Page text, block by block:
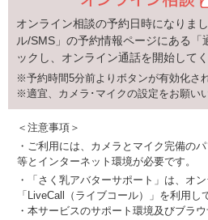
オンライン相談の予約日時になりま
ル/SMS」の予約情報ページにある「
ックし、オンライン通話を開始してく
※予約時間5分前よりボタンが有効化さ
※適宜、カメラ･マイクの設定をお願い
＜注意事項＞
・ご利用には、カメラとマイク完備の
等とインターネット環境が必要です。
・「さく乳アバターサポート」は、オ
「LiveCall（ライブコール）」を利用し
・本サービスのサポート環境及びブラ